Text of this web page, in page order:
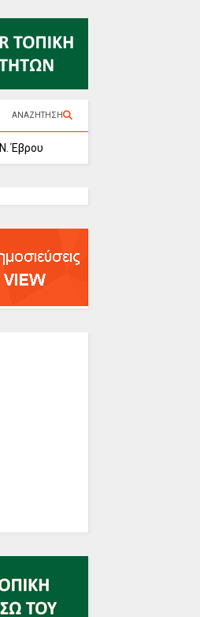
ΑΝΑΖΗΤΗΣΗ
Ν. Έβρου